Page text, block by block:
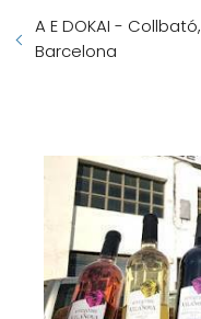
A E DOKAI - Collbató,
Barcelona